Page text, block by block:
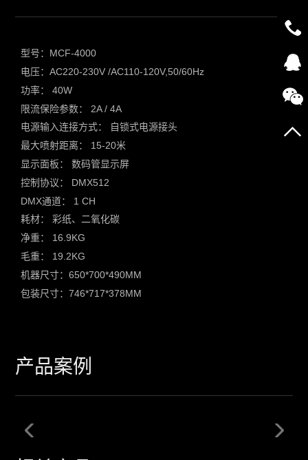
型号：MCF-4000
电压：AC220-230V /AC110-120V,50/60Hz
功率： 40W
限流保险参数： 2A / 4A
电源输入连接方式： 自锁式电源接头
最大喷射距离： 15-20米
显示面板： 数码管显示屏
控制协议： DMX512
DMX通道： 1 CH
耗材： 彩纸、二氧化碳
净重： 16.9KG
毛重： 19.2KG
机器尺寸：650*700*490MM
包装尺寸：746*717*378MM
产品案例